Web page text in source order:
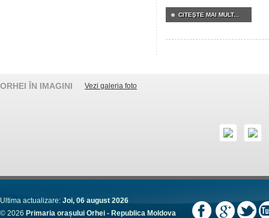
CITEŞTE MAI MULT...
ORHEI ÎN IMAGINI Vezi galeria foto
Ultima actualizare: Joi, 06 august 2026
© 2026 Primaria orașului Orhei - Republica Moldova